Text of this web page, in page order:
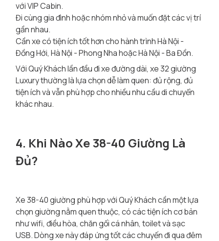
với VIP Cabin.
Đi cùng gia đình hoặc nhóm nhỏ và muốn đặt các vị trí
gần nhau.
Cần xe có tiện ích tốt hơn cho hành trình Hà Nội -
Đồng Hới, Hà Nội - Phong Nha hoặc Hà Nội - Ba Đồn.
Với Quý Khách lần đầu đi xe đường dài, xe 32 giường
Luxury thường là lựa chọn dễ làm quen: đủ rộng, đủ
tiện ích và vẫn phù hợp cho nhiều nhu cầu di chuyển
khác nhau.
4. Khi Nào Xe 38-40 Giường Là
Đủ?
Xe 38-40 giường phù hợp với Quý Khách cần một lựa
chọn giường nằm quen thuộc, có các tiện ích cơ bản
như wifi, điều hòa, chăn gối cá nhân, toilet và sạc
USB. Dòng xe này đáp ứng tốt các chuyến đi qua đêm